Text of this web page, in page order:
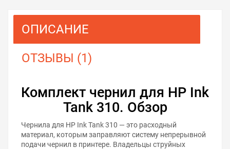
ОПИСАНИЕ
ОТЗЫВЫ (1)
Комплект чернил для HP Ink
Tank 310. Обзор
Чернила для HP Ink Tank 310 — это расходный
материал, которым заправляют систему непрерывной
подачи чернил в принтере. Владельцы струйных